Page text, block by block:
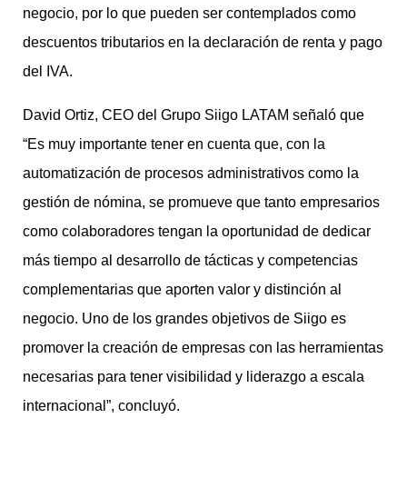
negocio, por lo que pueden ser contemplados como
descuentos tributarios en la declaración de renta y pago
del IVA.
David Ortiz, CEO del Grupo Siigo LATAM señaló que
“Es muy importante tener en cuenta que, con la
automatización de procesos administrativos como la
gestión de nómina, se promueve que tanto empresarios
como colaboradores tengan la oportunidad de dedicar
más tiempo al desarrollo de tácticas y competencias
complementarias que aporten valor y distinción al
negocio. Uno de los grandes objetivos de Siigo es
promover la creación de empresas con las herramientas
necesarias para tener visibilidad y liderazgo a escala
internacional”, concluyó.